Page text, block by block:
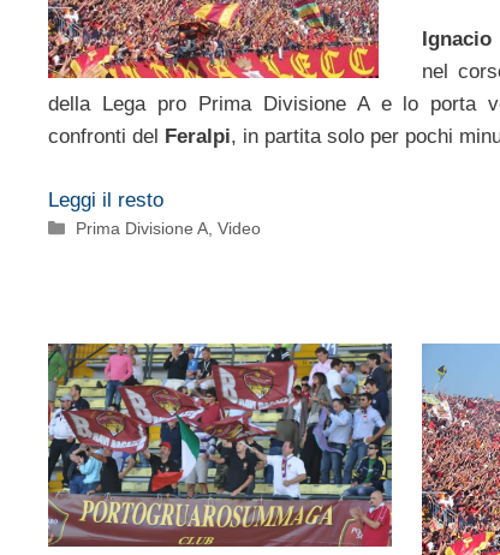
Ignacio
nel
della Lega pro Prima Divisione A e lo porta
confronti del
Feralpi, in partita solo per pochi
Leggi il resto
Categorie
Prima Divisione A ,Video